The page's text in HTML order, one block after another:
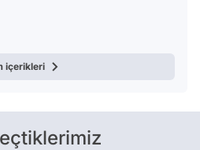
içerikleri